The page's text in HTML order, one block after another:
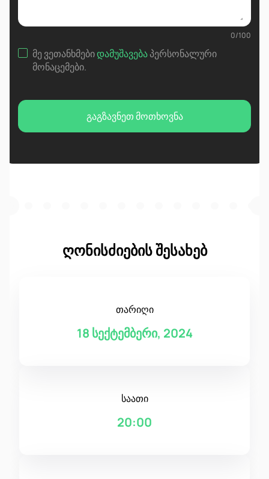
0/100
მე ვეთანხმებიდამუშავებაპერსონალური
მონაცემები.
გაგზავნეთ მოთხოვნა
ღონისძიების შესახებ
თარიღი
18 სექტემბერი, 2024
საათი
20:00